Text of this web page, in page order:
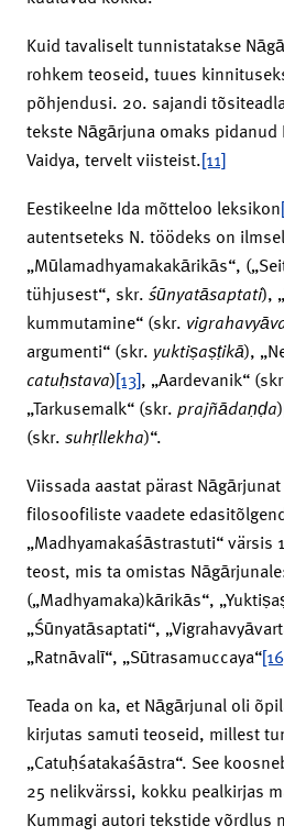
Kuid tavaliselt tunnistatakse
rohkem teoseid, tuues
põhjendusi. 20. sajandi
tekste Nāgārjuna omaks pidanud
Vaidya, tervelt viisteist.[11]
Eestikeelne Ida mõtteloo leksikon
autentseteks N. töödeks on
„Mūlamadhyamakakārikās“,
tühjusest“, skr. śūnyatāsaptati),
kummutamine“ (skr.
argumenti“ (skr. yuktiṣaṣṭikā),
catuḥstava)[13], „Aardevanik“
„Tarkusemalk“ (skr. prajñādaṇḍa)
(skr. suhṛllekha)“.
Viissada aastat pärast
filosoofiliste vaadete
„Madhyamakaśāstrastuti“ värsis
teost, mis ta omistas
(„Madhyamaka)kārikās“,
„Śūnyatāsaptati“,
„Ratnāvalī“, „Sūtrasamuccaya“
Teada on ka, et Nāgārjunal oli
kirjutas samuti teoseid, millest
„Catuḥśatakaśāstra“. See
25 nelikvärssi, kokku pealkirjas
Kummagi autori tekstide võrdlus